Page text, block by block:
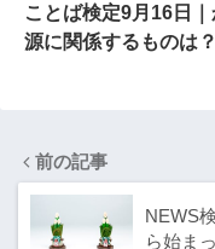
ことば検定9月16日
源に関係するものは？
前の記事
NEWS
ら始ま